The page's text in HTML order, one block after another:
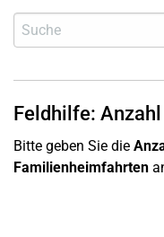
Feldhilfe:
Bitte geben Sie die
Familienheimfahrten